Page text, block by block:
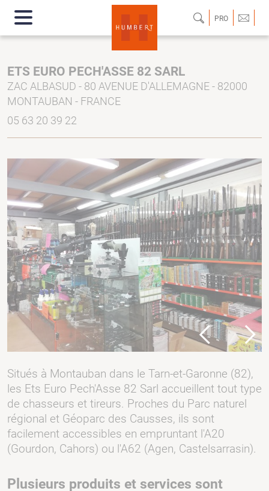
PRO
ETS EURO PECH'ASSE 82 SARL
ZAC ALBASUD - 80 AVENUE D'ALLEMAGNE - 82000
MONTAUBAN - FRANCE
05 63 20 39 22
Previous Next
Situés à Montauban dans le Tarn-et-Garonne (82),
les Ets Euro Pech'Asse 82 Sarl accueillent tout type
de chasseurs et tireurs. Proches du Parc naturel
régional et Géoparc des Causses, ils sont
facilement accessibles en empruntant l'A20
(Gourdon, Cahors) ou l'A62 (Agen, Castelsarrasin).
Plusieurs produits et services sont